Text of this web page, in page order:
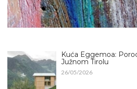
Kuća Eggemoa:
Južnom Tirolu
26/05/2026